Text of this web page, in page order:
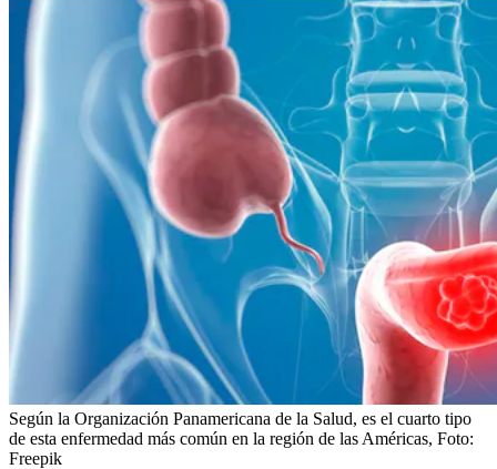
Según la Organización Panamericana de la Salud, es el cuarto tipo
de esta enfermedad más común en la región de las Américas, Foto:
Freepik